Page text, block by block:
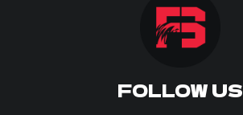
FOLLOW US